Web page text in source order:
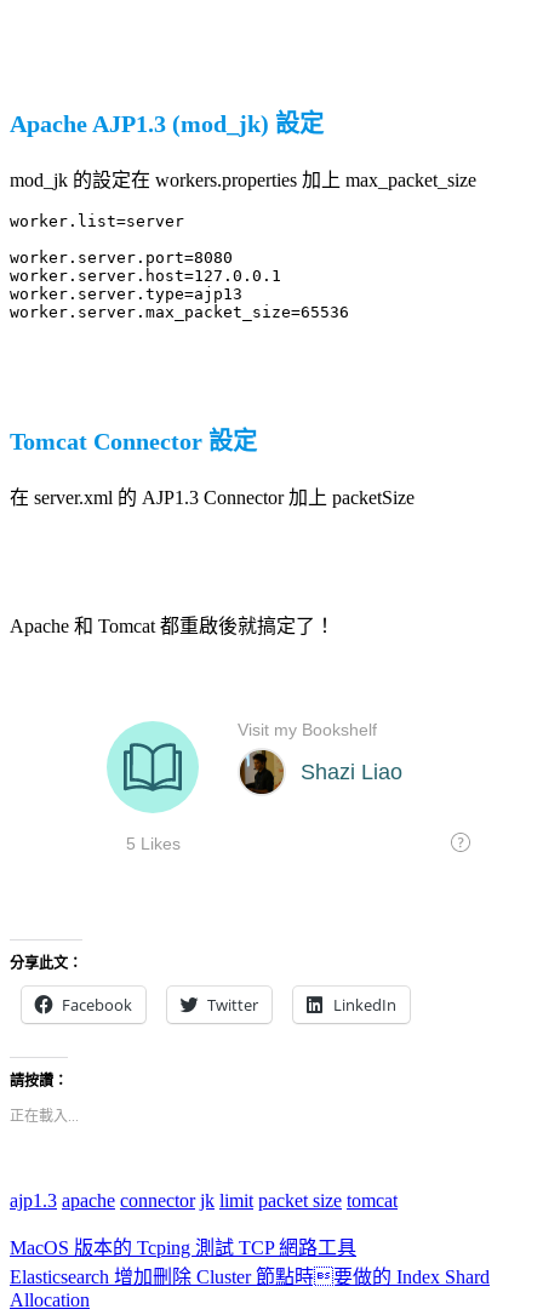
Apache AJP1.3 (mod_jk) 設定
mod_jk 的設定在 workers.properties 加上 max_packet_size
worker.list=server
worker.server.port=8080
worker.server.host=127.0.0.1
worker.server.type=ajp13
worker.server.max_packet_size=65536
Tomcat Connector 設定
在 server.xml 的 AJP1.3 Connector 加上 packetSize
Apache 和 Tomcat 都重啟後就搞定了！
分享此文：
Facebook Twitter LinkedIn
請按讚：
正在載入...
ajp1.3 apache connector jk limit packet size tomcat
MacOS 版本的 Tcping 測試 TCP 網路工具
Elasticsearch 增加刪除 Cluster 節點時要做的 Index Shard
Allocation